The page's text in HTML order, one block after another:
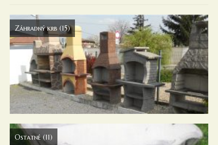
Obchodné podmienky
Nákupný košík
Záhradný krb (15)
Ostatné(11)